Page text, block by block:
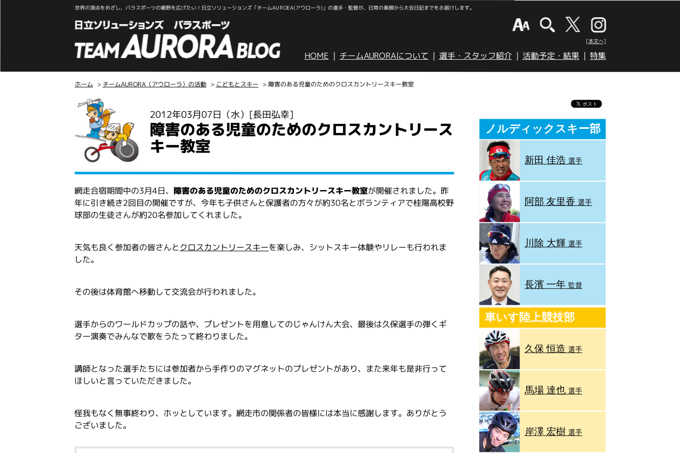
世界の頂点をめざし、パラスポーツの裾野を広げたい！日立ソリューションズ「チームAUROEA(アウローラ)」の選手・監督が、日常の素顔から大会日記までをお届けします。
[本文へ]
HOME チームAURORAについて 選手・スタッフ紹介 活動予定・結果 特集
ホーム > チームAURORA（アウローラ）の活動 > こどもとスキー > 障害のある児童のためのクロスカントリースキー教室
2012年03月07日（水） [長田弘幸]
障害のある児童のためのクロスカントリース
キー教室
網走合宿期間中の3月4日、障害のある児童のためのクロスカントリースキー教室が開催されました。昨
年に引き続き2回目の開催ですが、今年も子供さんと保護者の方々が約30名とボランティアで桂陽高校野
球部の生徒さんが約20名参加してくれました。
天気も良く参加者の皆さんとクロスカントリースキーを楽しみ、シットスキー体験やリレーも行われま
した。
その後は体育館へ移動して交流会が行われました。
選手からのワールドカップの話や、プレゼントを用意してのじゃんけん大会、最後は久保選手の弾くギ
ター演奏でみんなで歌をうたって終わりました。
講師となった選手たちには参加者から手作りのマグネットのプレゼントがあり、また来年も是非行って
ほしいと言っていただきました。
怪我もなく無事終わり、ホッとしています。網走市の関係者の皆様には本当に感謝します。ありがとう
ございました。
ノルディックスキー部
新田 佳浩 選手
阿部 友里香 選手
川除 大輝 選手
長濱 一年 監督
車いす陸上競技部
久保 恒造 選手
馬場 達也 選手
岸澤 宏樹 選手